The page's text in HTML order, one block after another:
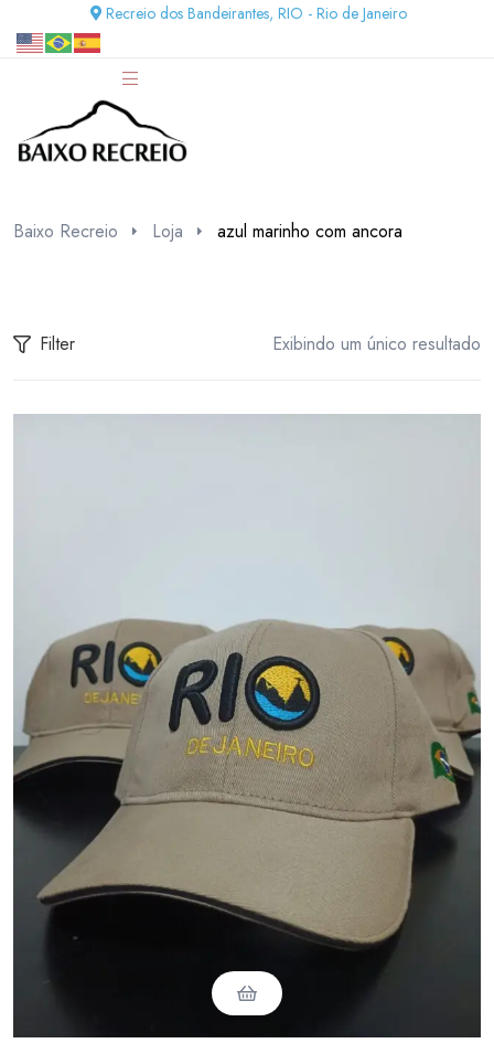
Recreio dos Bandeirantes, RIO - Rio de Janeiro
Baixo Recreio Loja azul marinho com ancora
Filter Exibindo um único resultado